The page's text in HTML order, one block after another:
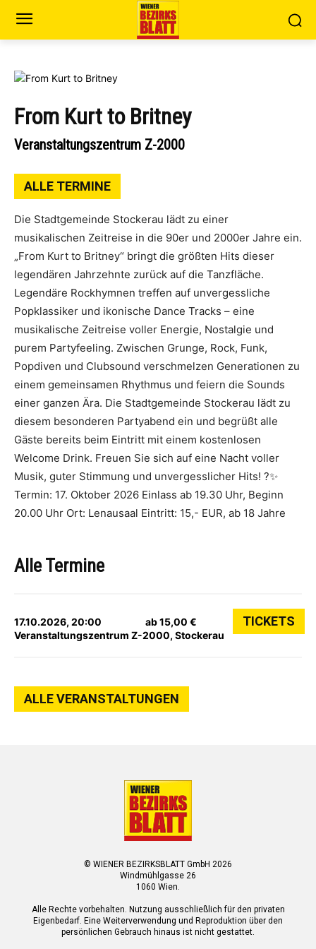
From Kurt to Britney
Veranstaltungszentrum Z-2000
ALLE TERMINE
Die Stadtgemeinde Stockerau lädt zu einer
musikalischen Zeitreise in die 90er und 2000er Jahre ein.
„From Kurt to Britney“ bringt die größten Hits dieser
legendären Jahrzehnte zurück auf die Tanzfläche.
Legendäre Rockhymnen treffen auf unvergessliche
Popklassiker und ikonische Dance Tracks – eine
musikalische Zeitreise voller Energie, Nostalgie und
purem Partyfeeling. Zwischen Grunge, Rock, Funk,
Popdiven und Clubsound verschmelzen Generationen zu
einem gemeinsamen Rhythmus und feiern die Sounds
einer ganzen Ära. Die Stadtgemeinde Stockerau lädt zu
diesem besonderen Partyabend ein und begrüßt alle
Gäste bereits beim Eintritt mit einem kostenlosen
Welcome Drink. Freuen Sie sich auf eine Nacht voller
Musik, guter Stimmung und unvergesslicher Hits! ?✨
Termin: 17. Oktober 2026 Einlass ab 19.30 Uhr, Beginn
20.00 Uhr Ort: Lenausaal Eintritt: 15,- EUR, ab 18 Jahre
Alle Termine
17.10.2026, 20:00
Veranstaltungszentrum Z-2000, Stockerau
ab 15,00 € TICKETS
ALLE VERANSTALTUNGEN
© WIENER BEZIRKSBLATT GmbH 2026
Windmühlgasse 26
1060 Wien.
Alle Rechte vorbehalten. Nutzung ausschließlich für den privaten
Eigenbedarf. Eine Weiterverwendung und Reproduktion über den
persönlichen Gebrauch hinaus ist nicht gestattet.